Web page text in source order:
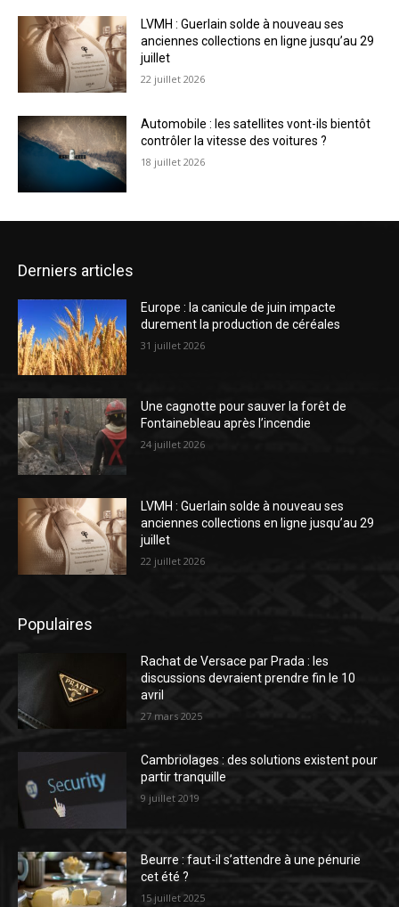
LVMH : Guerlain solde à nouveau ses
anciennes collections en ligne jusqu’au 29
juillet
22 juillet 2026
Automobile : les satellites vont-ils bientôt
contrôler la vitesse des voitures ?
18 juillet 2026
Derniers articles
Europe : la canicule de juin impacte
durement la production de céréales
31 juillet 2026
Une cagnotte pour sauver la forêt de
Fontainebleau après l’incendie
24 juillet 2026
LVMH : Guerlain solde à nouveau ses
anciennes collections en ligne jusqu’au 29
juillet
22 juillet 2026
Populaires
Rachat de Versace par Prada : les
discussions devraient prendre fin le 10
avril
27 mars 2025
Cambriolages : des solutions existent pour
partir tranquille
9 juillet 2019
Beurre : faut-il s’attendre à une pénurie
cet été ?
15 juillet 2025